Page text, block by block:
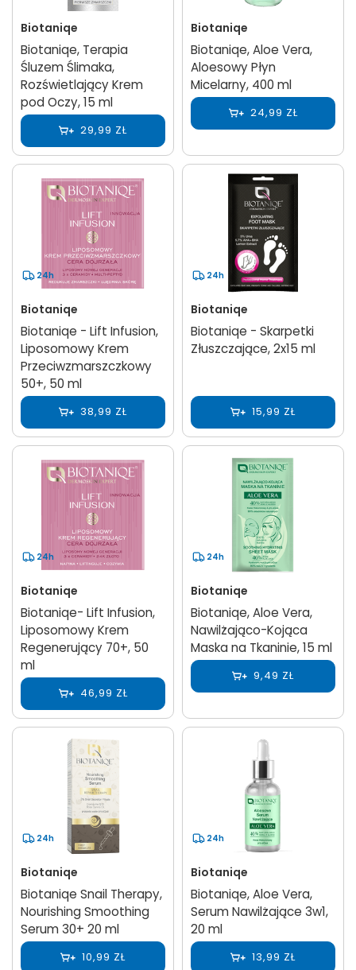
Biotaniqe
Biotaniqe, Terapia
Śluzem Ślimaka,
Rozświetlający Krem
pod Oczy, 15 ml
29,99 ZŁ
Biotaniqe
Biotaniqe, Aloe Vera,
Aloesowy Płyn
Micelarny, 400 ml
24,99 ZŁ
24h
Biotaniqe
Biotaniqe - Lift Infusion,
Liposomowy Krem
Przeciwzmarszczkowy
50+, 50 ml
38,99 ZŁ
24h
Biotaniqe
Biotaniqe - Skarpetki
Złuszczające, 2x15 ml
15,99 ZŁ
24h
Biotaniqe
Biotaniqe- Lift Infusion,
Liposomowy Krem
Regenerujący 70+, 50
ml
46,99 ZŁ
24h
Biotaniqe
Biotaniqe, Aloe Vera,
Nawilżająco-Kojąca
Maska na Tkaninie, 15 ml
9,49 ZŁ
24h
Biotaniqe
Biotaniqe Snail Therapy,
Nourishing Smoothing
Serum 30+ 20 ml
10,99 ZŁ
24h
Biotaniqe
Biotaniqe, Aloe Vera,
Serum Nawilżające 3w1,
20 ml
13,99 ZŁ